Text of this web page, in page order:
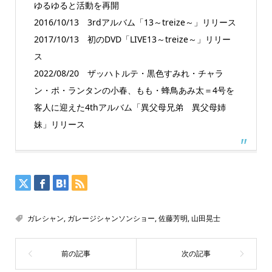
ゆるゆると活動を再開
2016/10/13 3rdアルバム「13～treize～」リリース
2017/10/13 初のDVD「LIVE13～treize～」リリー
ス
2022/08/20 ザッハトルテ・黒色すみれ・チャラ
ン・ポ・ランタンの小春、もも・蜂鳥あみ太＝4号を
客人に迎えた4thアルバム「異父母兄弟 異父母姉
妹」リリース
ガレシャン, ガレージシャンソンショー,佐藤芳明, 山田晃士